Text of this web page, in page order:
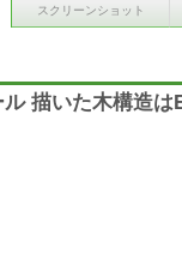
スクリーンショット
描いた木構造は